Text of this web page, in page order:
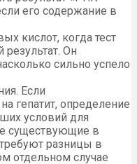
его содержание в
кислот, когда тест
Он
сильно успело
Если
гепатит, определение
условий для
существующие в
разницы в
отдельном случае